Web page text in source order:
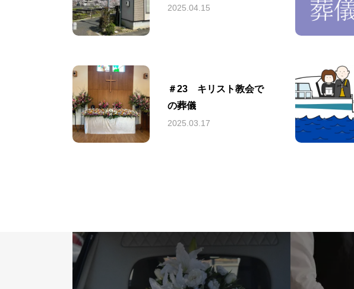
2025.04.15
＃23 キリスト教会で
の葬儀
2025.03.17
お客様の声
VOICE